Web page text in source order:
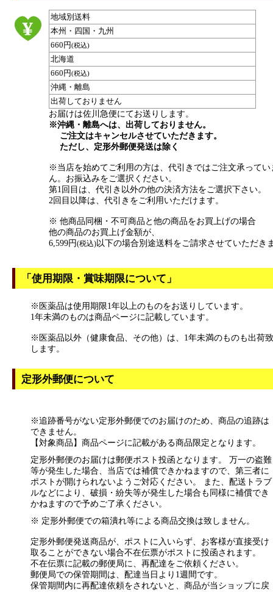
地域別送料
本州・四国・九州
660円(税込)
北海道
660円(税込)
沖縄・離島
出荷しておりません
お届けは佐川急便にてお送りします。
※沖縄・離島へは、出荷しておりません。
ご注文はキャンセルさせていただきます。
ただし、定形外郵便発送は除く
※当店を始めてご利用の方は、代引きではご注文承ってい
ん。お振込みをご選択ください。
第1回目は、代引き以外の他の決済方法をご選択下さい。
2回目以降は、代引きをご利用いただけます。
※ 他商品同梱・不可商品と他の商品をお買上げの場合
他の商品のお買上げ金額が、
6,599円(税込)以下の場合別途送料をご請求させていただき
「使用期限・賞味期限について」
※医薬品は使用期限1年以上のものをお送りしています。
1年未満のものは商品ページに記載しています。
※医薬品以外（健康食品、その他）は、1年未満のものも出荷致
します。
定形外郵便について
※追跡番号がない定形外郵便でのお届けのため、商品の追跡は
できません。
【対象商品】商品ページに記載がある商品限定となります。
定形外郵便のお届けは郵便ポスト投函となります。 万一の盗難
等が発生した場合、当店では補償できかねますので、第三者に
ポストが開けられないようご対応ください。 また、配送トラブ
ルなどにより、破損・紛失等が発生した場合も同様に補償でき
かねますので予めご了承ください。
※ 定形外郵便での箱潰れ等による商品交換は致しません。
定形外郵便発送商品が、ポストに入いらず、お客様が直接受け
取ることができない場合不在伝票がポストに投函されます。
不在伝票に記載の郵便局に、再配達をご依頼ください。
郵便局での保管期間は、配達当日より1週間です。
保管期間内に再配達依頼をされないと、商品が当ショップに戻